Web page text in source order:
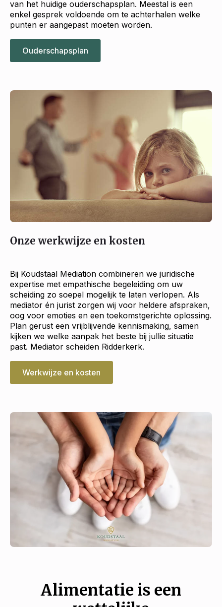
van het huidige ouderschapsplan. Meestal is een
enkel gesprek voldoende om te achterhalen welke
punten er aangepast moeten worden.
Ouderschapsplan
Onze werkwijze en kosten
Bij Koudstaal Mediation combineren we juridische
expertise met empathische begeleiding om uw
scheiding zo soepel mogelijk te laten verlopen. Als
mediator én jurist zorgen wij voor heldere afspraken,
oog voor emoties en een toekomstgerichte oplossing.
Plan gerust een vrijblijvende kennismaking, samen
kijken we welke aanpak het beste bij jullie situatie
past. Mediator scheiden Ridderkerk.
Werkwijze en kosten
Alimentatie is een